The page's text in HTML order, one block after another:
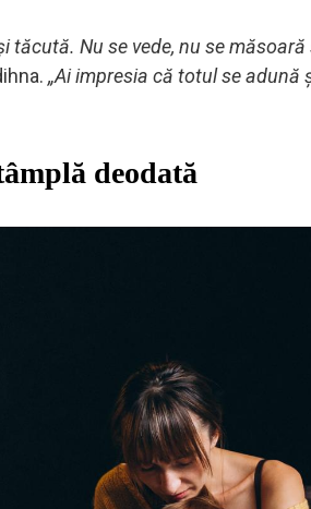
tăcută. Nu se vede, nu se
„Ai impresia că totul se
deodată